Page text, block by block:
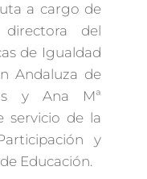
a cargo de
directora del
de Igualdad
Andaluza de
y Ana Mª
servicio de la
y
Educación.